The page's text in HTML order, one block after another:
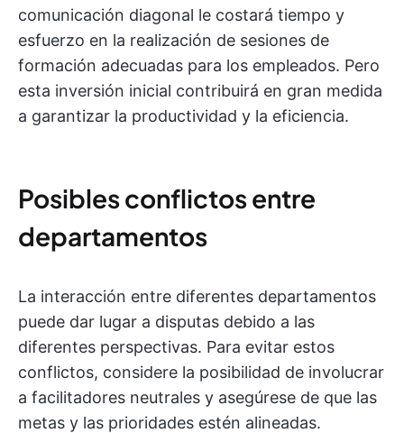
comunicación diagonal le costará tiempo y
esfuerzo en la realización de sesiones de
formación adecuadas para los empleados. Pero
esta inversión inicial contribuirá en gran medida
a garantizar la productividad y la eficiencia.
Posibles conflictos entre
departamentos
La interacción entre diferentes departamentos
puede dar lugar a disputas debido a las
diferentes perspectivas. Para evitar estos
conflictos, considere la posibilidad de involucrar
a facilitadores neutrales y asegúrese de que las
metas y las prioridades estén alineadas.